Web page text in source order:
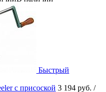
Быстрый
с присоской 3 194 руб. /